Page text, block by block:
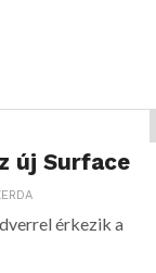
új Surface
érkezik a